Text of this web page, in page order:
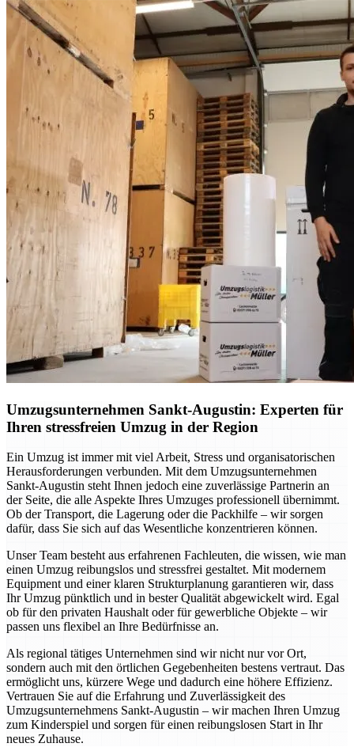
Umzugsunternehmen Sankt-Augustin: Experten für
Ihren stressfreien Umzug in der Region
Ein Umzug ist immer mit viel Arbeit, Stress und organisatorischen
Herausforderungen verbunden. Mit dem Umzugsunternehmen
Sankt-Augustin steht Ihnen jedoch eine zuverlässige Partnerin an
der Seite, die alle Aspekte Ihres Umzuges professionell übernimmt.
Ob der Transport, die Lagerung oder die Packhilfe – wir sorgen
dafür, dass Sie sich auf das Wesentliche konzentrieren können.
Unser Team besteht aus erfahrenen Fachleuten, die wissen, wie man
einen Umzug reibungslos und stressfrei gestaltet. Mit modernem
Equipment und einer klaren Strukturplanung garantieren wir, dass
Ihr Umzug pünktlich und in bester Qualität abgewickelt wird. Egal
ob für den privaten Haushalt oder für gewerbliche Objekte – wir
passen uns flexibel an Ihre Bedürfnisse an.
Als regional tätiges Unternehmen sind wir nicht nur vor Ort,
sondern auch mit den örtlichen Gegebenheiten bestens vertraut. Das
ermöglicht uns, kürzere Wege und dadurch eine höhere Effizienz.
Vertrauen Sie auf die Erfahrung und Zuverlässigkeit des
Umzugsunternehmens Sankt-Augustin – wir machen Ihren Umzug
zum Kinderspiel und sorgen für einen reibungslosen Start in Ihr
neues Zuhause.